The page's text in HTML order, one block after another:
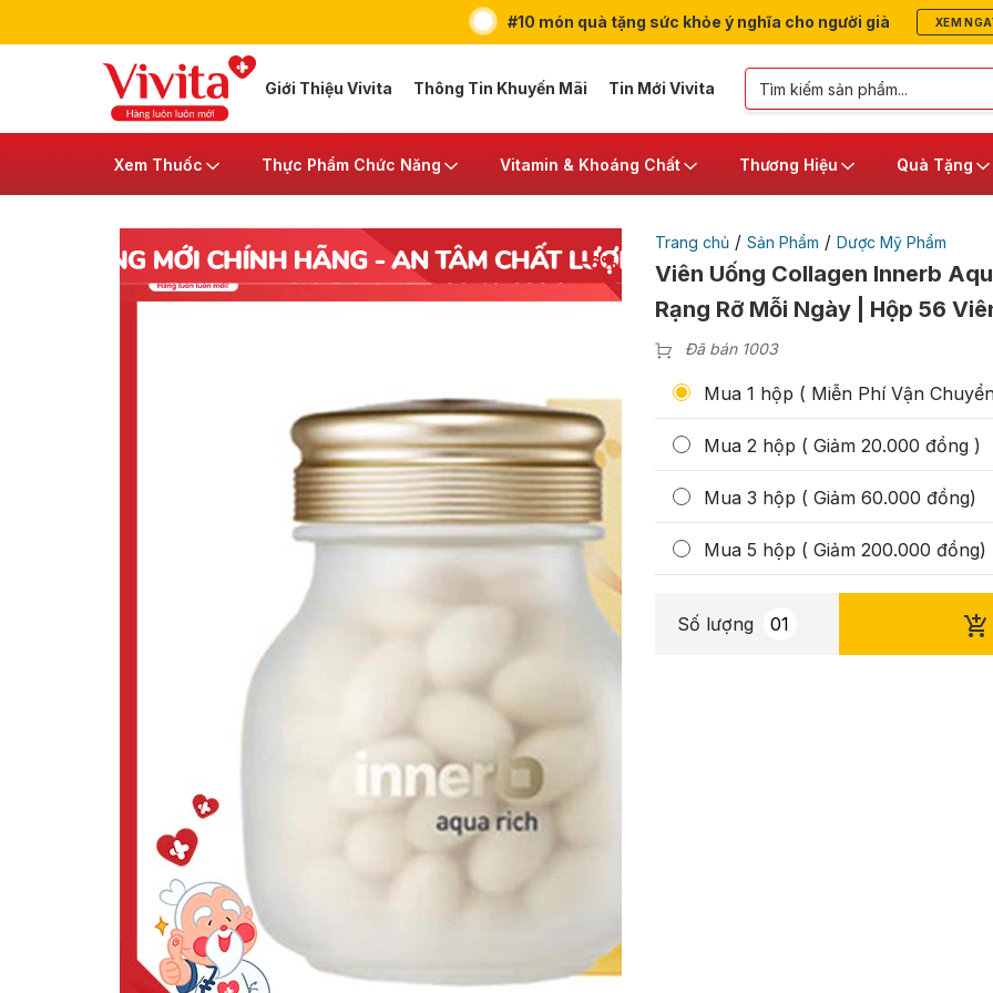
#10 món quà tặng sức khỏe ý nghĩa cho người già XEM
Giới Thiệu Vivita Thông Tin Khuyến Mãi Tin Mới Vivita
Xem Thuốc Thực Phẩm Chức Năng Vitamin & Khoáng Chất Thương Hiệu Quà Tặng
-6%
Trang chủ/ Sản Phẩm / Dược Mỹ Phẩm
Viên Uống Collagen Innerb
Rạng Rỡ Mỗi Ngày | Hộp 56
Đã bán 1003
Mua 1 hộp ( Miễn Phí Vận
Mua 2 hộp ( Giảm 20.000 đồng )
Mua 3 hộp ( Giảm 60.000 đồng)
Mua 5 hộp ( Giảm 200.000 đồng)
Số lượng